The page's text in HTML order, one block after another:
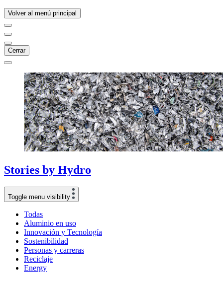
Volver al menú principal
Cerrar
Stories by Hydro
Toggle menu visibility
Todas
Aluminio en uso
Innovación y Tecnología
Sostenibilidad
Personas y carreras
Reciclaje
Energy